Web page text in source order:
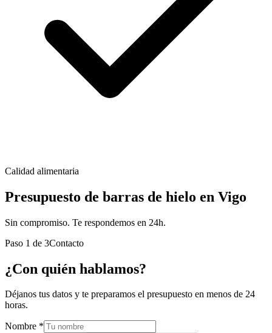
Calidad alimentaria
Presupuesto de barras de hielo en Vigo
Sin compromiso. Te respondemos en 24h.
Paso 1 de 3Contacto
¿Con quién hablamos?
Déjanos tus datos y te preparamos el presupuesto en menos de 24
horas.
Nombre *